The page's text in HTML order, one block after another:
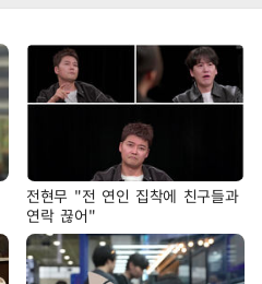
전현무 "전 연인 집착에 친구들과
연락 끊어"